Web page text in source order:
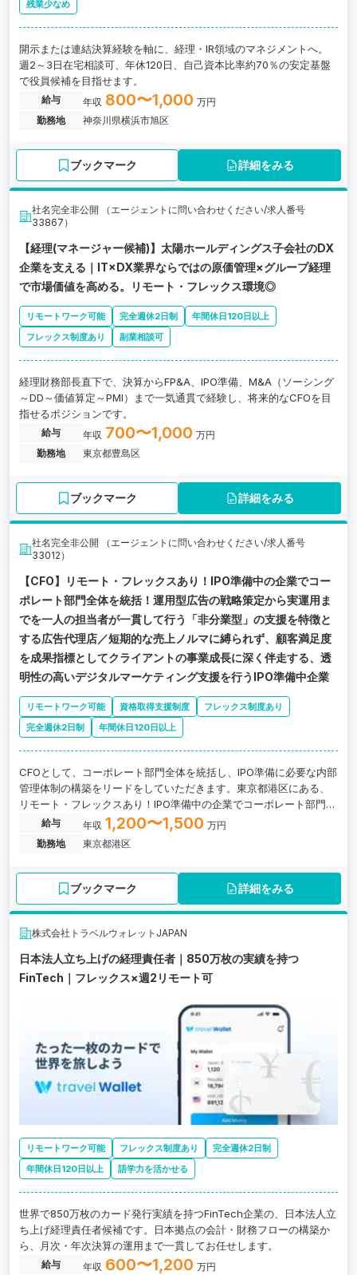
残業少なめ
開示または連結決算経験を軸に、経理・IR領域のマネジメントへ。
週2～3日在宅相談可、年休120日、自己資本比率約70％の安定基盤
で役員候補を目指せます。
給与 年収 800〜1,000 万円
勤務地
神奈川県横浜市旭区
ブックマーク 詳細をみる
社名完全非公開 （エージェントに問い合わせください/求人番号
33867）
【経理(マネージャー候補)】太陽ホールディングス子会社のDX
企業を支える｜IT×DX業界ならではの原価管理×グループ経理
で市場価値を高める。リモート・フレックス環境◎
リモートワーク可能 完全週休2日制
年間休日120日以上
フレックス制度あり
副業相談可
経理財務部長直下で、決算からFP&A、IPO準備、M&A（ソーシング
～DD～価値算定～PMI）まで一気通貫で経験し、将来的なCFOを目
指せるポジションです。
給与 年収 700〜1,000 万円
勤務地
東京都豊島区
ブックマーク 詳細をみる
社名完全非公開 （エージェントに問い合わせください/求人番号
33012）
【CFO】リモート・フレックスあり！IPO準備中の企業でコー
ポレート部門全体を統括！運用型広告の戦略策定から実運用ま
でを一人の担当者が一貫して行う「非分業型」の支援を特徴と
する広告代理店／短期的な売上ノルマに縛られず、顧客満足度
を成果指標としてクライアントの事業成長に深く伴走する、透
明性の高いデジタルマーケティング支援を行うIPO準備中企業
リモートワーク可能 資格取得支援制度
フレックス制度あり
完全週休2日制
年間休日120日以上
CFOとして、コーポレート部門全体を統括し、IPO準備に必要な内部
管理体制の構築をリードをしていただきます。東京都港区にある、
リモート・フレックスあり！IPO準備中の企業でコーポレート部門全
体を統括！運用型広告の戦略策定から実運用までを一人の担当者が
一貫して行う「非分業型」の支援を特徴とする広告代理店／短期的
な売上ノルマに縛られず、顧客満足度を成果指標としてクライアン
グ支援を行うIPO準備中企業の求人です。
給与 年収 1,200〜1,500 万円
勤務地
東京都港区
ブックマーク 詳細をみる
株式会社トラベルウォレットJAPAN
日本法人立ち上げの経理責任者｜850万枚の実績を持つ
FinTech｜フレックス×週2リモート可
リモートワーク可能 フレックス制度あり
完全週休2日制
年間休日120日以上
語学力を活かせる
世界で850万枚のカード発行実績を持つFinTech企業の、日本法人立
ち上げ経理責任者候補です。日本拠点の会計・財務フローの構築か
ら、月次・年次決算の運用まで一貫してお任せします。
給与 年収 600〜1,200 万円